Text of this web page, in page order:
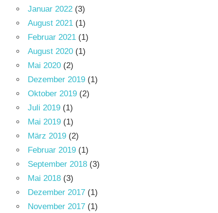
Januar 2022 (3)
August 2021 (1)
Februar 2021 (1)
August 2020 (1)
Mai 2020 (2)
Dezember 2019 (1)
Oktober 2019 (2)
Juli 2019 (1)
Mai 2019 (1)
März 2019 (2)
Februar 2019 (1)
September 2018 (3)
Mai 2018 (3)
Dezember 2017 (1)
November 2017 (1)